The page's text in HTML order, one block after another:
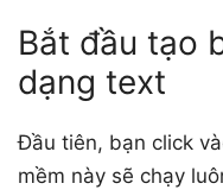
Bắt đầu tạo
dạng text
Đầu tiên, bạn click
mềm này sẽ chạy